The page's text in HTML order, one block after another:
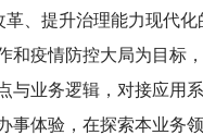
革、提升治理能力现代
和疫情防控大局为目标
与业务逻辑，对接应用
事体验，在探索本业务